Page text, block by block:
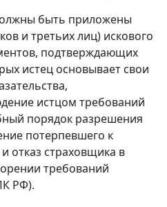
быть приложены
и третьих лиц) искового
подтверждающих
истец основывает свои
истцом требований
порядок разрешения
потерпевшего к
отказ страховщика в
требований
РФ).